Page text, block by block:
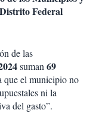
Federal
de las
suman69
que el municipio no
ni la
del gasto”.